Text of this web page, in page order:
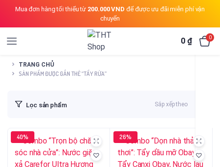
Mua đơn hàng tối thiểu từ 200.000 VND để được ưu đãi miễn phí vận
chuyển
0 ₫ 0
TRANG CHỦ
SẢN PHẨM ĐƯỢC GẮN THẺ “TẨY RỬA”
Lọc sản phẩm Sắp xếp theo
40% 26%